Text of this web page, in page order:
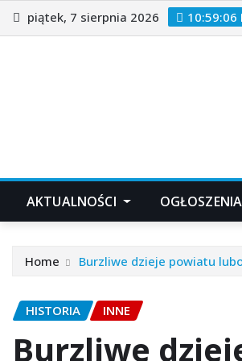
Skip
to
piątek, 7 sierpnia 2026 10:59:07
AKTUALNOŚCI OGŁOSZENIA
Home Burzliwe dzieje powiatu
HISTORIA INNE
Burzliwe